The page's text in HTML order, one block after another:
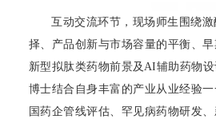
互动交流环节，现场师生围绕
择、产品创新与市场容量的平衡、早
新型拟肽类药物前景及AI辅助药物
博士结合自身丰富的产业从业经验
国药企管线评估、罕见病药物研发